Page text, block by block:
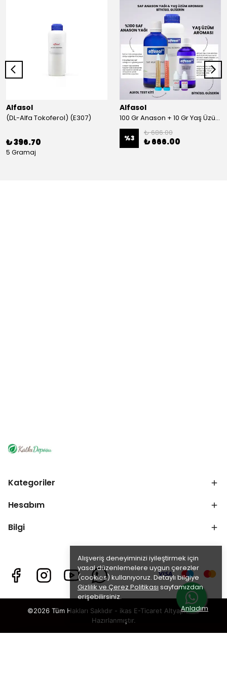
Alışveriş deneyiminizi iyileştirmek için
yasal düzenlemelere uygun çerezler
(cookies) kullanıyoruz. Detaylı bilgiye
Gizlilik ve Çerez Politikası sayfamızdan
erişebilirsiniz.
Anladım
Alfasol
(DL-Alfa Tokoferol) (E307)
₺ 396.70
5 Gramaj
Alfasol
100 Gr Anason + 10 Gr Yaş Üzüm + 250 Gr Gliserin + Alkol Test Kiti
%3
₺ 686.00
₺ 666.00
Kategoriler
Hesabım
Bilgi
©2026 Tüm Hakları Saklıdır - ikas E-Ticaret Altyapısı ile
Hazırlanmıştır.